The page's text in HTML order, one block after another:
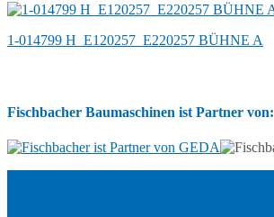
1-014799 H_E120257_E220257 BÜHNE A
Fischbacher Baumaschinen ist Partner von: